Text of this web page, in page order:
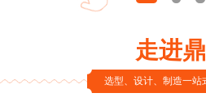
走进
选型、设计、制造一站